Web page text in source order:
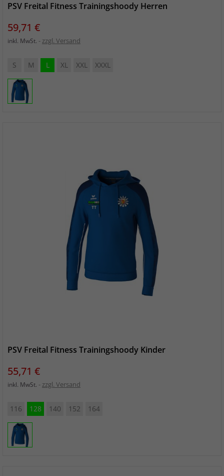
PSV Freital Fitness Trainingshoody Herren
Preis
59,71 €
inkl. MwSt. zzgl. Versand
S M L XL XXL XXXL
PSV Freital Fitness Trainingshoody Kinder
Preis
55,71 €
inkl. MwSt. zzgl. Versand
116 128 140 152 164